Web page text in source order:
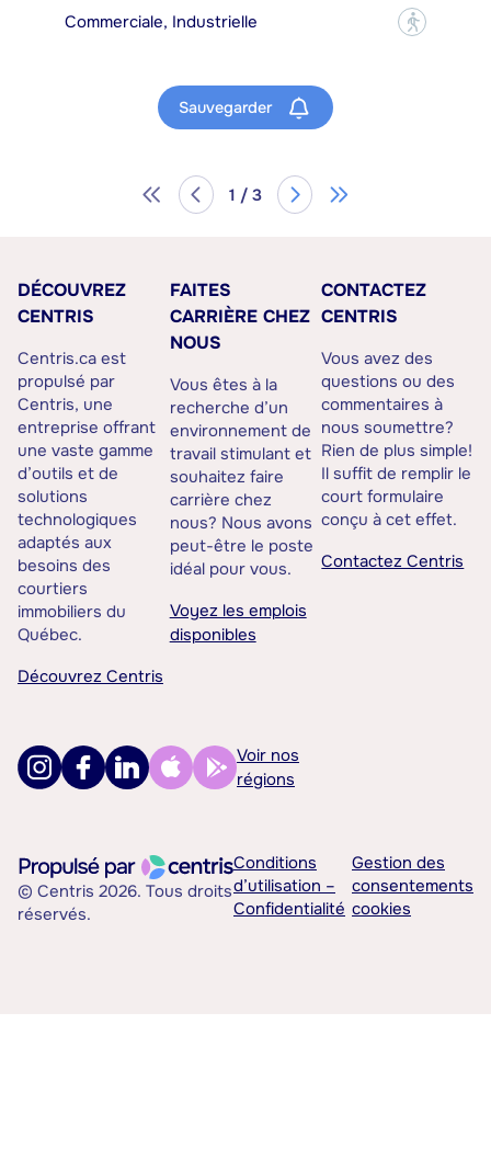
Commerciale, Industrielle
?
Sauvegarder
1 / 3
DÉCOUVREZ
CENTRIS
Centris.ca est
propulsé par
Centris, une
entreprise offrant
une vaste gamme
d’outils et de
solutions
technologiques
adaptés aux
besoins des
courtiers
immobiliers du
Québec.
Découvrez Centris
FAITES
CARRIÈRE CHEZ
NOUS
Vous êtes à la
recherche d’un
environnement de
travail stimulant et
souhaitez faire
carrière chez
nous? Nous avons
peut-être le poste
idéal pour vous.
Voyez les emplois
disponibles
CONTACTEZ
CENTRIS
Vous avez des
questions ou des
commentaires à
nous soumettre?
Rien de plus simple!
Il suffit de remplir le
court formulaire
conçu à cet effet.
Contactez Centris
Voir nos
régions
© Centris 2026. Tous droits
réservés.
Conditions
d’utilisation –
Confidentialité
Gestion des
consentements
cookies